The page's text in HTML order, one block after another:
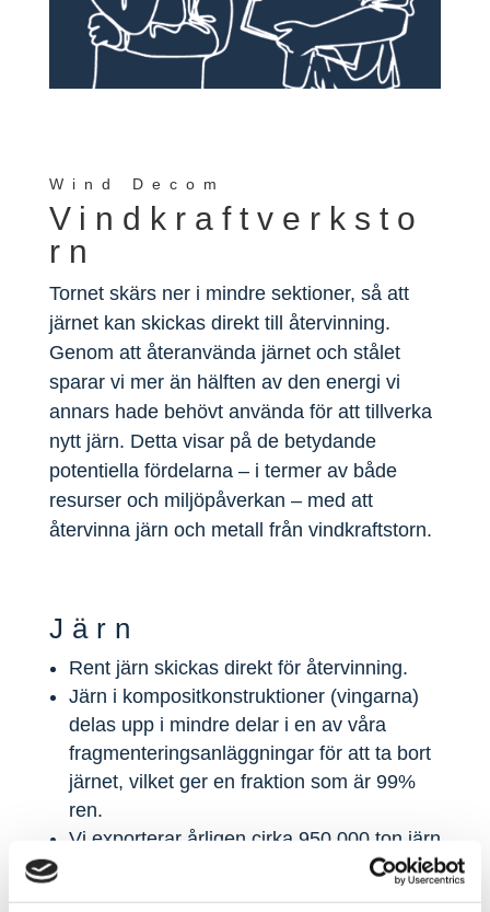
Wind Decom
Vindkraftverksto
rn
Tornet skärs ner i mindre sektioner, så att
järnet kan skickas direkt till återvinning.
Genom att återanvända järnet och stålet
sparar vi mer än hälften av den energi vi
annars hade behövt använda för att tillverka
nytt järn. Detta visar på de betydande
potentiella fördelarna – i termer av både
resurser och miljöpåverkan – med att
återvinna järn och metall från vindkraftstorn.
Järn
Rent järn skickas direkt för återvinning.
Järn i kompositkonstruktioner (vingarna)
delas upp i mindre delar i en av våra
fragmenteringsanläggningar för att ta bort
järnet, vilket ger en fraktion som är 99%
ren.
Vi exporterar årligen cirka 950 000 ton järn